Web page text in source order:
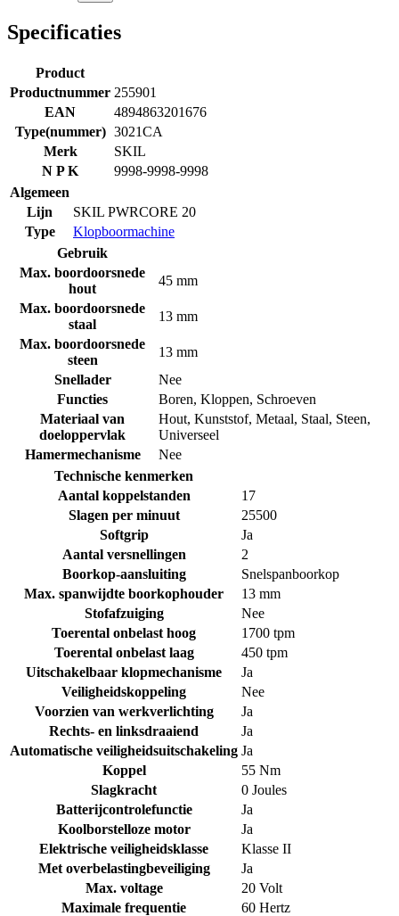
Specificaties
Product
Productnummer 255901
EAN
4894863201676
Type(nummer) 3021CA
Merk
SKIL
N P K
9998-9998-9998
Algemeen
Lijn
SKIL PWRCORE 20
Type
Klopboormachine
Gebruik
Max. boordoorsnede
hout
45 mm
Max. boordoorsnede
staal
13 mm
Max. boordoorsnede
steen
13 mm
Snellader
Nee
Functies
Boren, Kloppen, Schroeven
Materiaal van
doeloppervlak
Hout, Kunststof, Metaal, Staal, Steen,
Universeel
Hamermechanisme
Nee
Technische kenmerken
Aantal koppelstanden
17
Slagen per minuut
25500
Softgrip
Ja
Aantal versnellingen
2
Boorkop-aansluiting
Snelspanboorkop
Max. spanwijdte boorkophouder
13 mm
Stofafzuiging
Nee
Toerental onbelast hoog
1700 tpm
Toerental onbelast laag
450 tpm
Uitschakelbaar klopmechanisme
Ja
Veiligheidskoppeling
Nee
Voorzien van werkverlichting
Ja
Rechts- en linksdraaiend
Ja
Automatische veiligheidsuitschakeling Ja
Koppel
55 Nm
Slagkracht
0 Joules
Batterijcontrolefunctie
Ja
Koolborstelloze motor
Ja
Elektrische veiligheidsklasse
Klasse II
Met overbelastingbeveiliging
Ja
Max. voltage
20 Volt
Maximale frequentie
60 Hertz